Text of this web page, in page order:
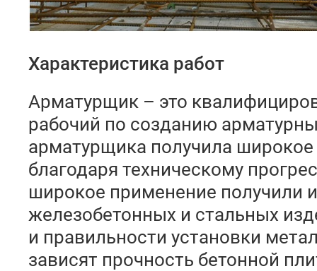
Характеристика работ
Арматурщик – это
рабочий по созданию
арматурщика получила
благодаря техническому
широкое применение получили
железобетонных и стальных
и правильности установки
зависят прочность бетонной